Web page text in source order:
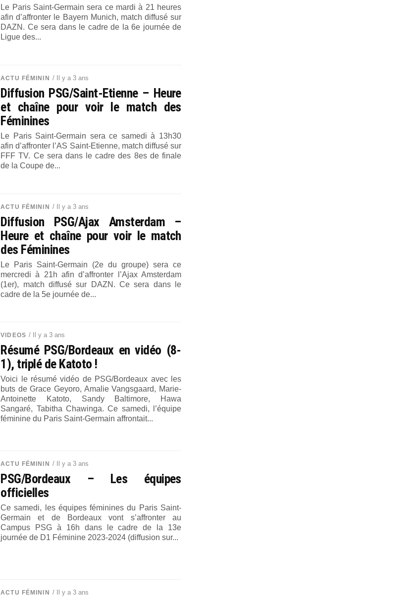
Le Paris Saint-Germain sera ce mardi à 21 heures
afin d’affronter le Bayern Munich, match diffusé sur
DAZN. Ce sera dans le cadre de la 6e journée de
Ligue des...
ACTU FÉMININ / Il y a 3 ans
Diffusion PSG/Saint-Etienne – Heure
et chaîne pour voir le match des
Féminines
Le Paris Saint-Germain sera ce samedi à 13h30
afin d’affronter l’AS Saint-Etienne, match diffusé sur
FFF TV. Ce sera dans le cadre des 8es de finale
de la Coupe de...
ACTU FÉMININ / Il y a 3 ans
Diffusion PSG/Ajax Amsterdam –
Heure et chaîne pour voir le match
des Féminines
Le Paris Saint-Germain (2e du groupe) sera ce
mercredi à 21h afin d’affronter l’Ajax Amsterdam
(1er), match diffusé sur DAZN. Ce sera dans le
cadre de la 5e journée de...
VIDEOS / Il y a 3 ans
Résumé PSG/Bordeaux en vidéo (8-
1), triplé de Katoto !
Voici le résumé vidéo de PSG/Bordeaux avec les
buts de Grace Geyoro, Amalie Vangsgaard, Marie-
Antoinette Katoto, Sandy Baltimore, Hawa
Sangaré, Tabitha Chawinga. Ce samedi, l’équipe
féminine du Paris Saint-Germain affrontait...
ACTU FÉMININ / Il y a 3 ans
PSG/Bordeaux – Les équipes
officielles
Ce samedi, les équipes féminines du Paris Saint-
Germain et de Bordeaux vont s’affronter au
Campus PSG à 16h dans le cadre de la 13e
journée de D1 Féminine 2023-2024 (diffusion sur...
ACTU FÉMININ / Il y a 3 ans